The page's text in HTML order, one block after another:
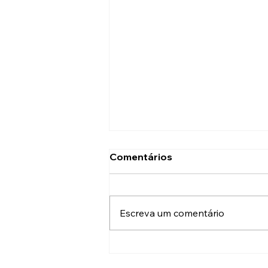
Comentários
Escreva um comentário